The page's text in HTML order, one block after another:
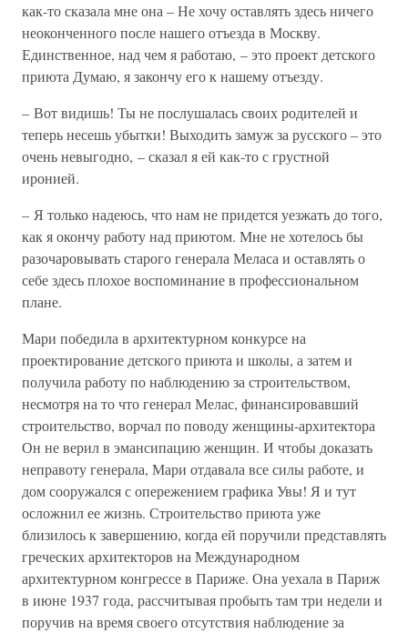
как-то сказала мне она – Не хочу оставлять здесь ничего
неоконченного после нашего отъезда в Москву.
Единственное, над чем я работаю, – это проект детского
приюта Думаю, я закончу его к нашему отъезду.
– Вот видишь! Ты не послушалась своих родителей и
теперь несешь убытки! Выходить замуж за русского – это
очень невыгодно, – сказал я ей как-то с грустной
иронией.
– Я только надеюсь, что нам не придется уезжать до того,
как я окончу работу над приютом. Мне не хотелось бы
разочаровывать старого генерала Меласа и оставлять о
себе здесь плохое воспоминание в профессиональном
плане.
Мари победила в архитектурном конкурсе на
проектирование детского приюта и школы, а затем и
получила работу по наблюдению за строительством,
несмотря на то что генерал Мелас, финансировавший
строительство, ворчал по поводу женщины-архитектора
Он не верил в эмансипацию женщин. И чтобы доказать
неправоту генерала, Мари отдавала все силы работе, и
дом сооружался с опережением графика Увы! Я и тут
осложнил ее жизнь. Строительство приюта уже
близилось к завершению, когда ей поручили представлять
греческих архитекторов на Международном
архитектурном конгрессе в Париже. Она уехала в Париж
в июне 1937 года, рассчитывая пробыть там три недели и
поручив на время своего отсутствия наблюдение за